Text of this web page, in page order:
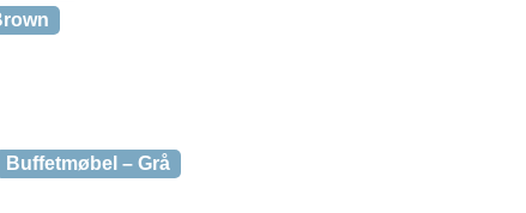
Buffetmøbel – Grå